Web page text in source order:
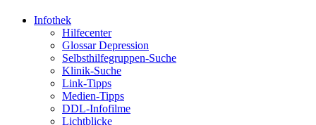
Infothek
Hilfecenter
Glossar Depression
Selbsthilfegruppen-Suche
Klinik-Suche
Link-Tipps
Medien-Tipps
DDL-Infofilme
Lichtblicke